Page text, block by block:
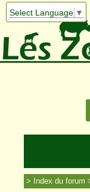
Select Language ▼
Index du forum